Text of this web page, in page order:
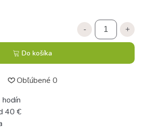
- +
Do košíka
Obľúbené 0
40 €